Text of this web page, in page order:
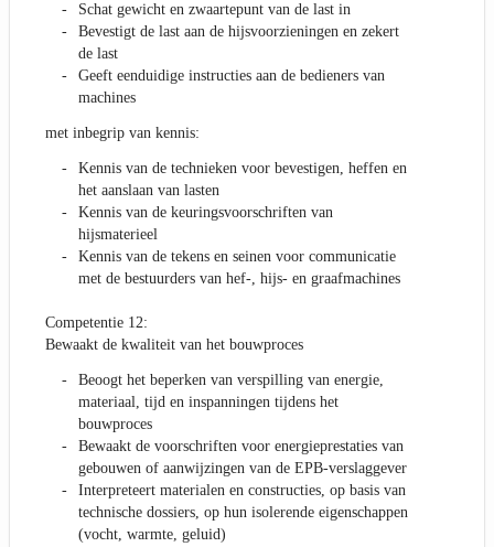
Schat gewicht en zwaartepunt van de last in
Bevestigt de last aan de hijsvoorzieningen en zekert
de last
Geeft eenduidige instructies aan de bedieners van
machines
met inbegrip van kennis:
Kennis van de technieken voor bevestigen, heffen en
het aanslaan van lasten
Kennis van de keuringsvoorschriften van
hijsmaterieel
Kennis van de tekens en seinen voor communicatie
met de bestuurders van hef-, hijs- en graafmachines
Competentie 12:
Bewaakt de kwaliteit van het bouwproces
Beoogt het beperken van verspilling van energie,
materiaal, tijd en inspanningen tijdens het
bouwproces
Bewaakt de voorschriften voor energieprestaties van
gebouwen of aanwijzingen van de EPB-verslaggever
Interpreteert materialen en constructies, op basis van
technische dossiers, op hun isolerende eigenschappen
(vocht, warmte, geluid)